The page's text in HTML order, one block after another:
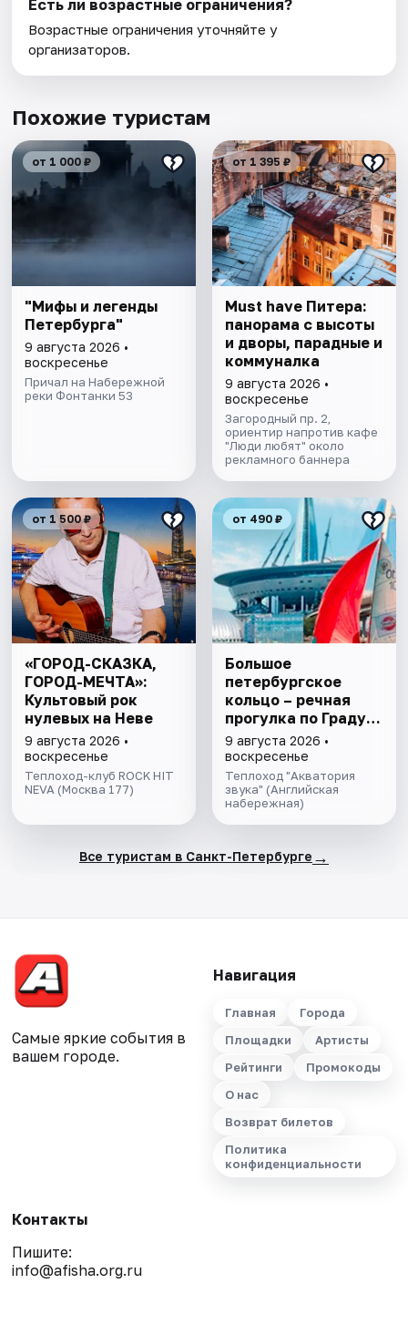
Есть ли возрастные ограничения?
Возрастные ограничения уточняйте у
организаторов.
Похожие туристам
от 1 000 ₽
"Мифы и легенды
Петербурга"
9 августа 2026 •
воскресенье
Причал на Набережной
реки Фонтанки 53
от 1 395 ₽
Must have Питера:
панорама с высоты
и дворы, парадные и
коммуналка
9 августа 2026 •
воскресенье
Загородный пр. 2,
ориентир напротив кафе
"Люди любят" около
рекламного баннера
от 1 500 ₽
«ГОРОД-СКАЗКА,
ГОРОД-МЕЧТА»:
Культовый рок
нулевых на Неве
9 августа 2026 •
воскресенье
Теплоход-клуб ROCK HIT
NEVA (Москва 177)
от 490 ₽
Большое
петербургское
кольцо – речная
прогулка пo Граду
на Неве с
авторской
экскурсией и живой
музыкой в тёплом
салоне теплохода
9 августа 2026 •
воскресенье
Теплоход "Акватория
звука" (Английская
набережная)
Все туристам в Санкт-Петербурге →
Самые яркие события в
вашем городе.
Навигация
Главная
Города
Площадки
Артисты
Рейтинги
Промокоды
О нас
Возврат билетов
Политика
конфиденциальности
Контакты
Пишите:
info@afisha.org.ru